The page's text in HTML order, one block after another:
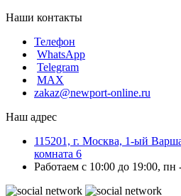
Наши контакты
Телефон
WhatsApp
Telegram
MAX
zakaz@newport-online.ru
Наш адрес
115201, г. Москва, 1-ый
комната 6
Работаем с 10:00 до 19:00, пн